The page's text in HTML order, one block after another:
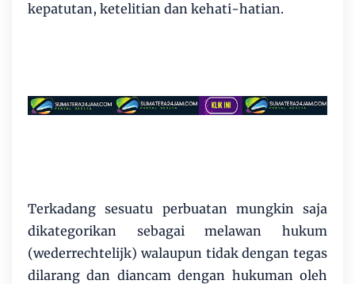
kepatutan, ketelitian dan kehati-hatian.
Terkadang sesuatu perbuatan mungkin saja
dikategorikan sebagai melawan hukum
(wederrechtelijk) walaupun tidak dengan tegas
dilarang dan diancam dengan hukuman oleh